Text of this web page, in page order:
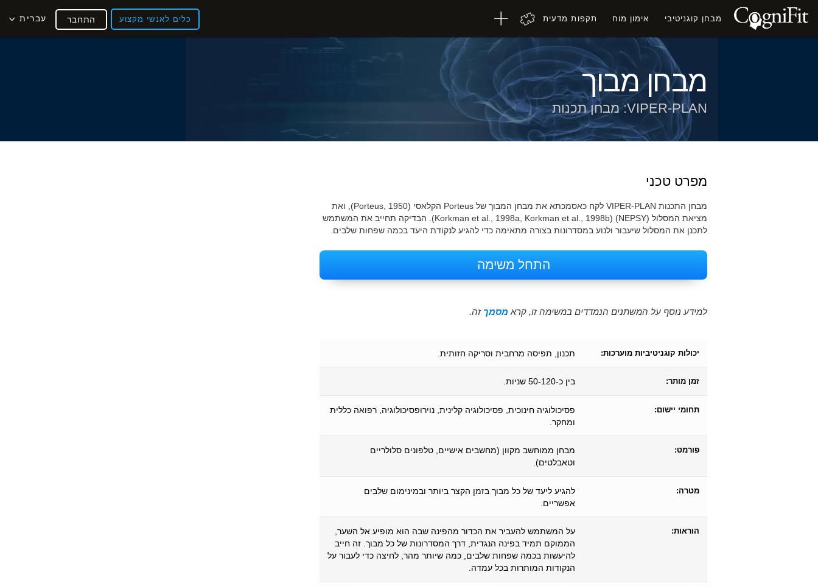
מבחן קוגניטיבי אימון מוח תקפות מדעית כלים לאנשי מקצוע עברית התחבר
מבחן מבוך
VIPER-PLAN: מבחן תכנות
מפרט טכני
מבחן התכנות VIPER-PLAN לקח כאסמכתא את מבחן המבוך של Porteus הקלאסי (Porteus, 1950), ואת
מציאת המסלול (NEPSY) (Korkman et al., 1998a, Korkman et al., 1998b). הבדיקה תחייב את המשתמש
לתכנן את המסלול שיעבור ולנוע במסדרונות בצורה מתאימה כדי להגיע לנקודת היעד בכמה שפחות שלבים.
התחל משימה
למידע נוסף על המשתנים הנמדדים במשימה זו, קרא מסמך זה.
יכולות קוגניטיביות מוערכות: תכנון, תפיסה מרחבית וסריקה חזותית.
זמן מותר: בין כ-50-120 שניות.
תחומי יישום:
פסיכולוגיה חינוכית, פסיכולוגיה קלינית, נוירופסיכולוגיה, רפואה כללית
ומחקר.
פורמט:
מבחן ממוחשב מקוון (מחשבים אישיים, טלפונים סלולריים
וטאבלטים).
מטרה:
להגיע ליעד של כל מבוך בזמן הקצר ביותר ובמינימום שלבים
אפשריים.
הוראות:
על המשתמש להעביר את הכדור מהפינה שבה הוא מופיע אל השער,
הממוקם תמיד בפינה הנגדית, דרך המסדרונות של כל מבוך. זה חייב
להיעשות בכמה שפחות שלבים, כמה שיותר מהר, לחיצה כדי לעבור על
הנקודות המותרות בכל עמדה.